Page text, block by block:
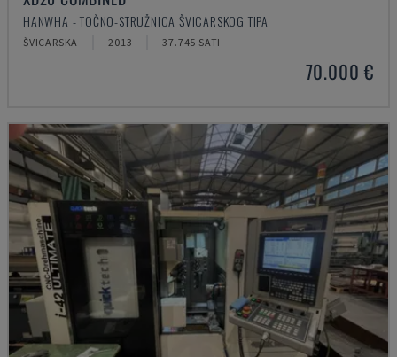
HANWHA - TOČNO-STRUŽNICA ŠVICARSKOG TIPA
ŠVICARSKA 2013 37.745 SATI
70.000 €